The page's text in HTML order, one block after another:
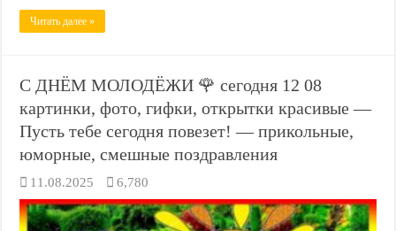
Читать далее »
С ДНЁМ МОЛОДЁЖИ 🌹 сегодня 12 08
картинки, фото, гифки, открытки красивые —
Пусть тебе сегодня повезет! — прикольные,
юморные, смешные поздравления
11.08.2025 6,780